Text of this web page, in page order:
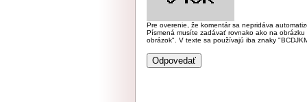
Pre overenie, že komentár sa nepridáva
Písmená musíte zadávať rovnako ako na
obrázok". V texte sa používajú iba znaky